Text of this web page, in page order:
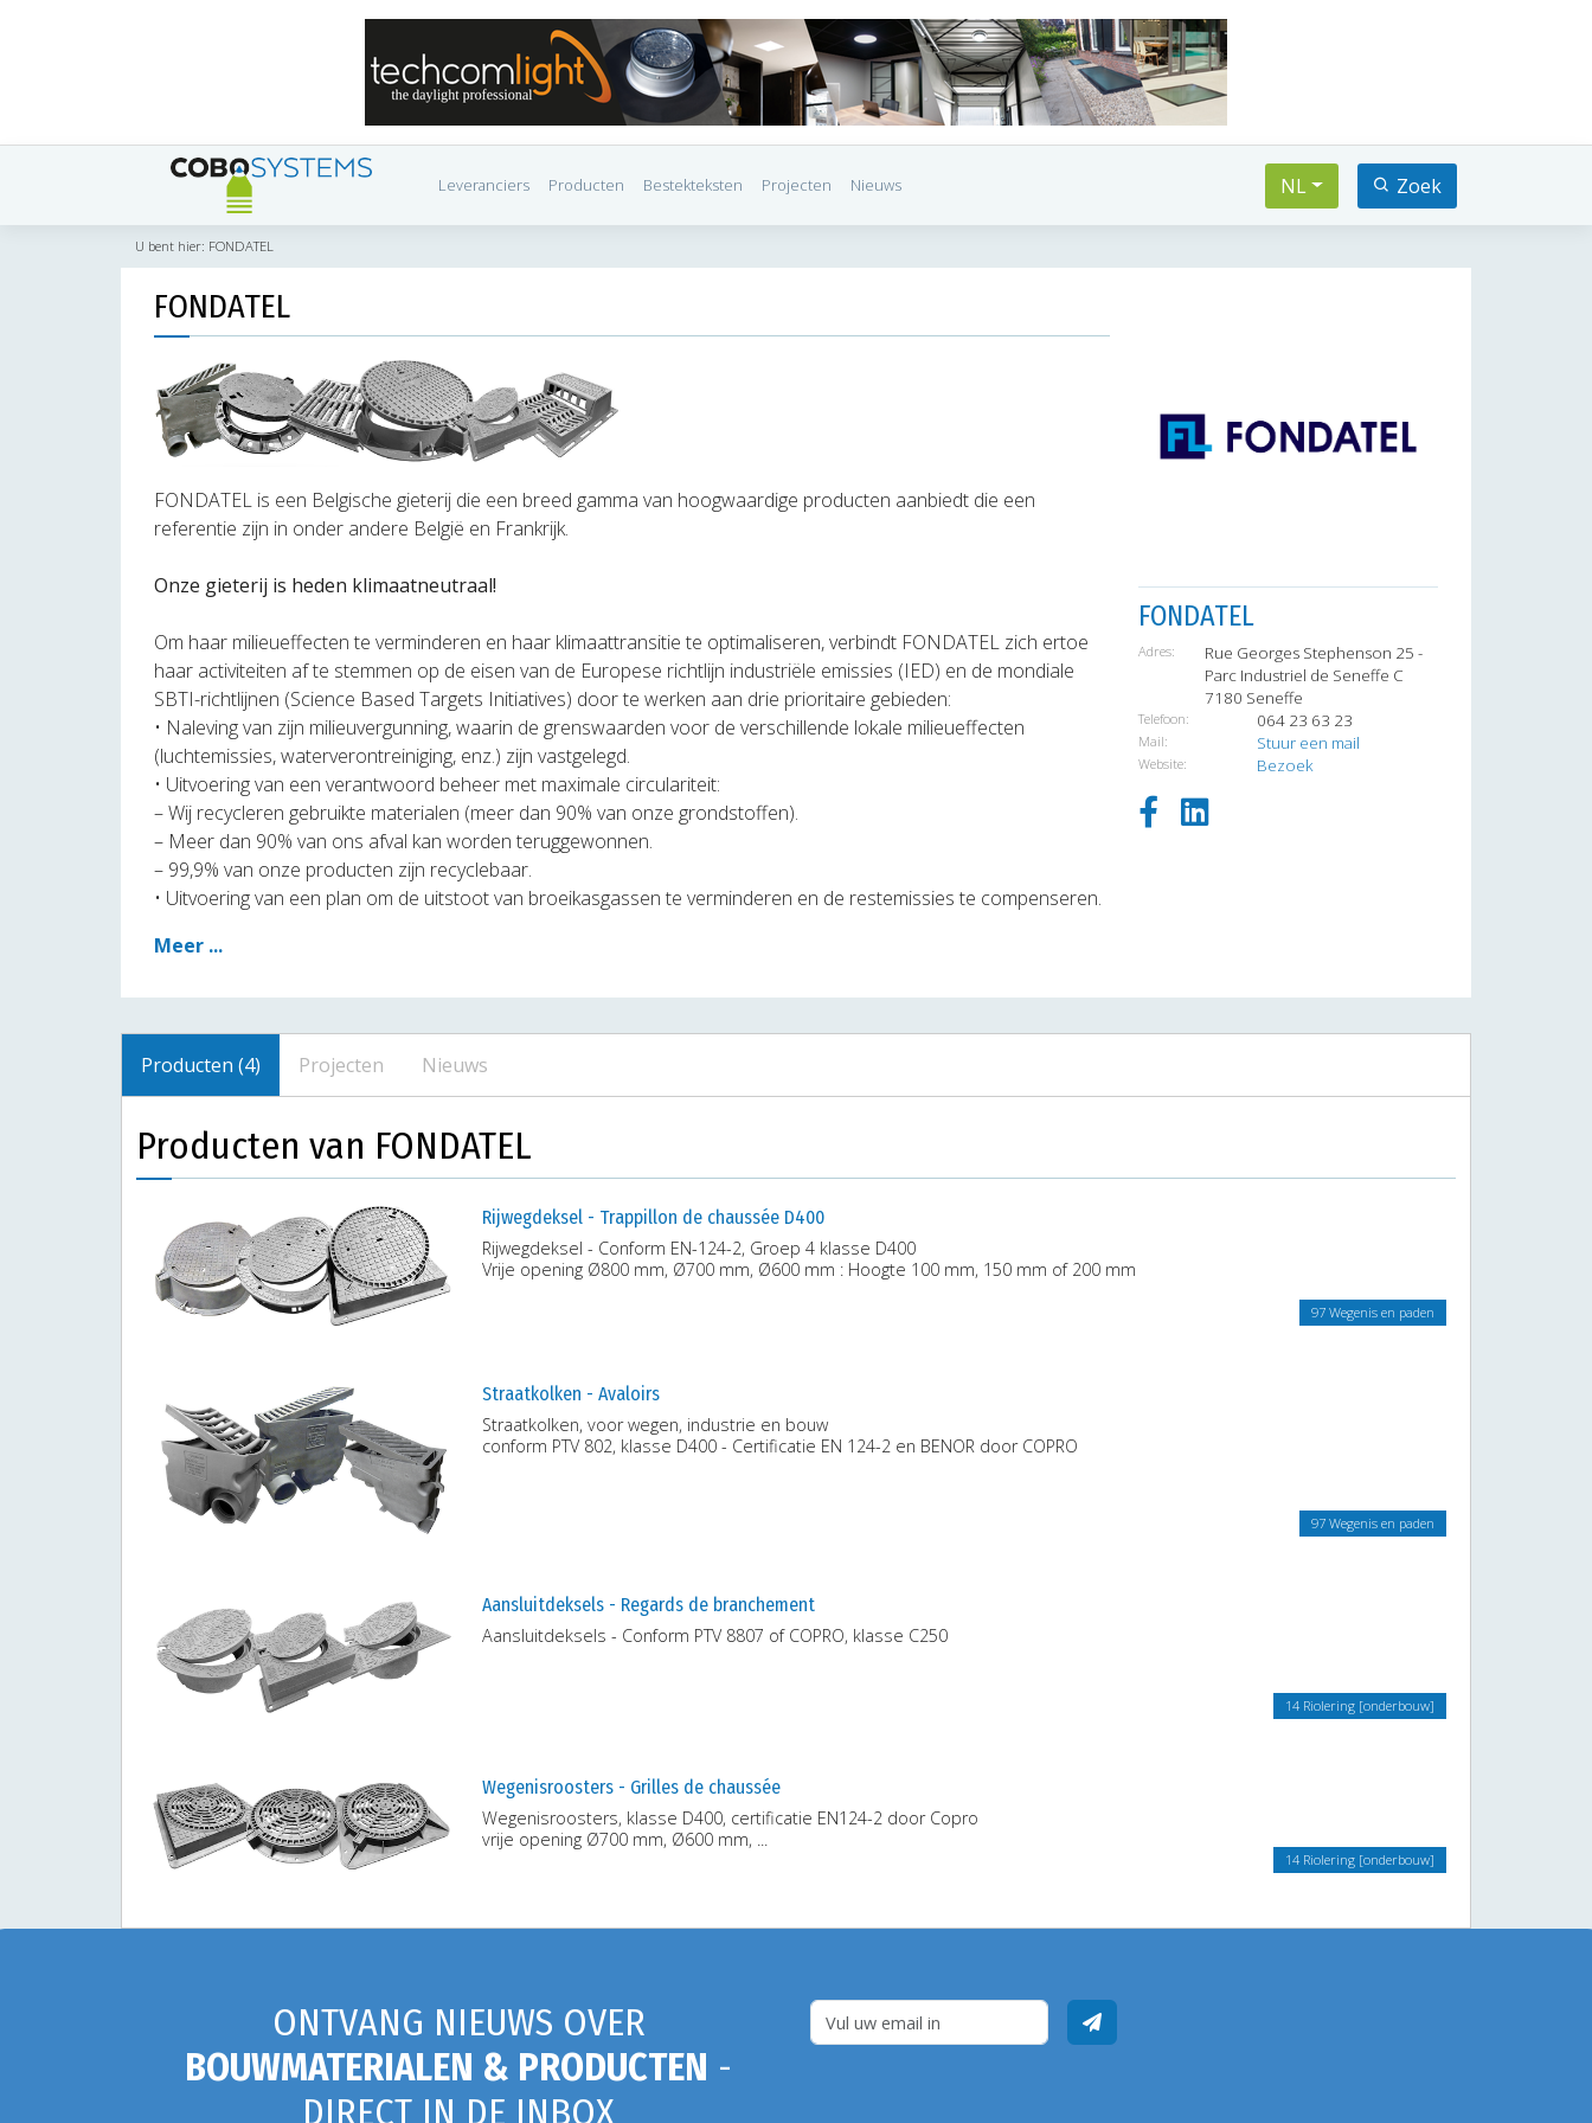
Leveranciers Producten Bestekteksten Projecten Nieuws NL Zoek
U bent hier: FONDATEL
FONDATEL
FONDATEL is een Belgische gieterij die een breed gamma van hoogwaardige producten aanbiedt die een
referentie zijn in onder andere België en Frankrijk.
Onze gieterij is heden klimaatneutraal!
Om haar milieueffecten te verminderen en haar klimaattransitie te optimaliseren, verbindt FONDATEL zich ertoe
haar activiteiten af te stemmen op de eisen van de Europese richtlijn industriële emissies (IED) en de mondiale
SBTI-richtlijnen (Science Based Targets Initiatives) door te werken aan drie prioritaire gebieden:
• Naleving van zijn milieuvergunning, waarin de grenswaarden voor de verschillende lokale milieueffecten
(luchtemissies, waterverontreiniging, enz.) zijn vastgelegd.
• Uitvoering van een verantwoord beheer met maximale circulariteit:
– Wij recycleren gebruikte materialen (meer dan 90% van onze grondstoffen).
– Meer dan 90% van ons afval kan worden teruggewonnen.
– 99,9% van onze producten zijn recyclebaar.
• Uitvoering van een plan om de uitstoot van broeikasgassen te verminderen en de restemissies te compenseren.
Meer ...
FONDATEL
Adres:
Rue Georges Stephenson 25 -
Parc Industriel de Seneffe C
7180 Seneffe
Telefoon: 064 23 63 23
Mail: Stuur een mail
Website: Bezoek
Producten (4) Projecten Nieuws
Producten van FONDATEL
Rijwegdeksel - Trappillon de chaussée D400
Rijwegdeksel - Conform EN-124-2, Groep 4 klasse D400
Vrije opening Ø800 mm, Ø700 mm, Ø600 mm : Hoogte 100 mm, 150 mm of 200 mm
97 Wegenis en paden
Straatkolken - Avaloirs
Straatkolken, voor wegen, industrie en bouw
conform PTV 802, klasse D400 - Certificatie EN 124-2 en BENOR door COPRO
97 Wegenis en paden
Aansluitdeksels - Regards de branchement
Aansluitdeksels - Conform PTV 8807 of COPRO, klasse C250
14 Riolering [onderbouw]
Wegenisroosters - Grilles de chaussée
Wegenisroosters, klasse D400, certificatie EN124-2 door Copro
vrije opening Ø700 mm, Ø600 mm, ...
14 Riolering [onderbouw]
ONTVANG NIEUWS OVER
BOUWMATERIALEN & PRODUCTEN -
DIRECT IN DE INBOX